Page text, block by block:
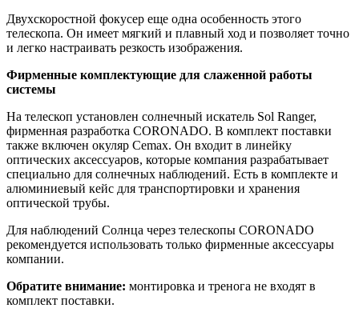
Двухскоростной фокусер еще одна особенность этого
телескопа. Он имеет мягкий и плавный ход и позволяет точно
и легко настраивать резкость изображения.
Фирменные комплектующие для слаженной работы
системы
На телескоп установлен солнечный искатель Sol Ranger,
фирменная разработка CORONADO. В комплект поставки
также включен окуляр Cemax. Он входит в линейку
оптических аксессуаров, которые компания разрабатывает
специально для солнечных наблюдений. Есть в комплекте и
алюминиевый кейс для транспортировки и хранения
оптической трубы.
Для наблюдений Солнца через телескопы CORONADO
рекомендуется использовать только фирменные аксессуары
компании.
Обратите внимание: монтировка и тренога не входят в
комплект поставки.